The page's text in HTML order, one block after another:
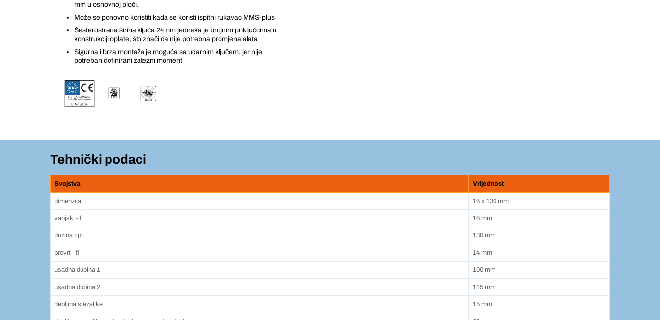
mm u osnovnoj ploči.
Može se ponovno koristiti kada se koristi ispitni rukavac MMS-plus
Šesterostrana širina ključa 24mm jednaka je brojnim priključcima u
konstrukciji oplate, što znači da nije potrebna promjena alata
Sigurna i brza montaža je moguća sa udarnim ključem, jer nije
potreban definirani zatezni moment
Tehnički podaci
Svojstva Vrijednost
dimenzija 16 x 130 mm
vanjski - fi 16 mm
dužina tipli 130 mm
provrt - fi 14 mm
usadna dubina 1 100 mm
usadna dubina 2 115 mm
debljina stezaljke 15 mm